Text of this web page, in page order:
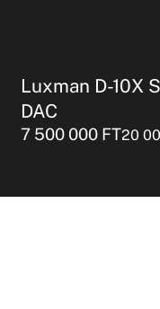
Luxman D-10X
DAC
7 500 000 FT20